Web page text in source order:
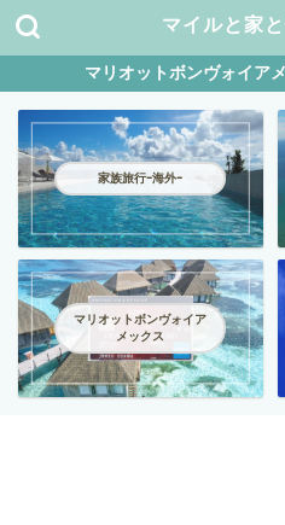
マイルと家
マリオットボンヴォイア
家族旅行ｰ海外ｰ
マリオットボンヴォイア
メックス